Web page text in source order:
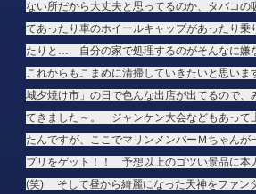
ない所だから大丈夫と思ってるのか、タバコの
てあったり車のホイールキャップがあったり乗
たりと… 自分の家で処理するのがそんなに嫌
これからもこまめに清掃していきたいと思い
城夕焼け市」の日で色んな出店が出てるので、
てきました～。 ジャンケン大会などもあって
たんですが、ここでマリンメンバーＭちゃんが
ブリをゲット！！ 予想以上のゴツい景品に本
(笑) そして昼から綺麗になった天神をファン